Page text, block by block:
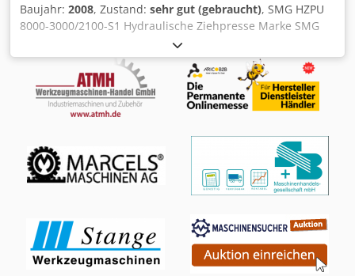
Baujahr: 2008, Zustand: sehr gut (gebraucht), SMG HZPU
8000-3000/2100-S1 Hydraulische Ziehpresse Marke SMG
Typ HZPU 8000-3000/2100-S1 Baujahr 1995 Beschreibung
Hydraulische Ziehpresse H-Rahmen-Hydraulikpresse
Presskraft 800 Tonnen Aufspannfläche ca. 3.000 x 2.100
mm Aufstellhöhe Max. 1.400 mm Chjdon Awd Ropfx Ab